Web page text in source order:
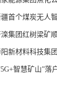
首个煤炭无人
集团红树梁矿顺利
新材料科技集团：
智慧矿山”落户